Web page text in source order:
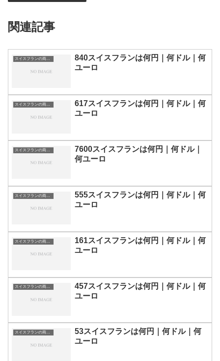
関連記事
スイスフランの両替目安
840スイスフランは何円｜何ドル｜何
ユーロ
スイスフランの両替目安
617スイスフランは何円｜何ドル｜何
ユーロ
スイスフランの両替目安
7600スイスフランは何円｜何ドル｜
何ユーロ
555スイスフランは何円｜何ドル｜何
ユーロ
161スイスフランは何円｜何ドル｜何
ユーロ
スイスフランの両替目安
457スイスフランは何円｜何ドル｜何
ユーロ
スイスフランの両替目安
53スイスフランは何円｜何ドル｜何
ユーロ